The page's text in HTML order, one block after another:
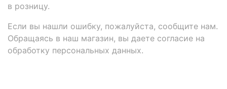
в розницу.
Если вы нашли ошибку, пожалуйста, сообщите нам.
Обращаясь в наш магазин, вы даете согласие на
обработку персональных данных.